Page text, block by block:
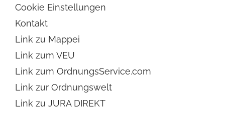
Cookie Einstellungen
Kontakt
Link zu Mappei
Link zum VEU
Link zum OrdnungsService.com
Link zur Ordnungswelt
Link zu JURA DIREKT